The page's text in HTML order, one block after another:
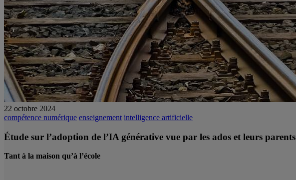
22 octobre 2024
compétence numérique enseignement intelligence artificielle
Étude sur l’adoption de l’IA générative vue par les ados et leurs parents
Tant à la maison qu’à l’école